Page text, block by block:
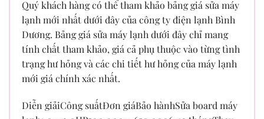
Quý khách hàng có thể tham khảo bảng giá sửa máy
lạnh mới nhất dưới đây của công ty điện lạnh Bình
Dương. Bảng giá sửa máy lạnh dưới đây chỉ mang
tính chất tham khảo, giá cả phụ thuộc vào từng tình
trạng hư hỏng và các chi tiết hư hỏng của máy lạnh
mới giá chính xác nhất.
Diễn giảiCông suấtĐơn giáBảo hànhSửa board máy